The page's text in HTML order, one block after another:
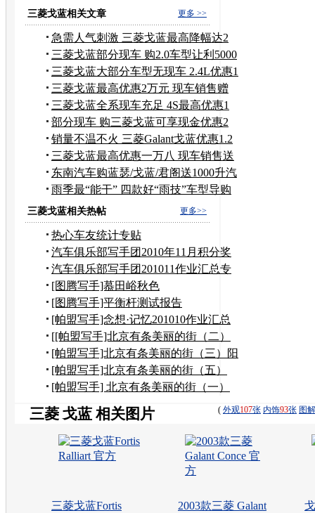
汽车保养价格
西安人才招聘信息
更多 >>
三菱戈蓝相关文章
急需人气刺激 三菱戈蓝最高降幅达2
万元
三菱戈蓝部分现车 购2.0车型让利5000
元
三菱戈蓝大部分车型无现车 2.4L优惠1
万
三菱戈蓝最高优惠2万元 现车销售赠
装潢
三菱戈蓝全系现车充足 4S最高优惠1
万元
部分现车 购三菱戈蓝可享现金优惠2
万元
销量不温不火 三菱Galant戈蓝优惠1.2
万
三菱戈蓝最高优惠一万八 现车销售送
装潢
东南汽车购蓝瑟/戈蓝/君阁送1000升汽
油
雨季最“能干” 四款好“雨技”车型导购
更多>>
三菱戈蓝相关热帖
热心车友统计专贴
汽车俱乐部写手团2010年11月积分奖
励申请
汽车俱乐部写手团201011作业汇总专
贴
[图腾写手]慕田峪秋色
[图腾写手]平衡杆测试报告
[帕盟写手]念想·记忆201010作业汇总
[[帕盟写手]北京有条美丽的街（二）
到奶奶家作客
[帕盟写手]北京有条美丽的街（三）阳
台上观望美景
[帕盟写手]北京有条美丽的街（五）
——风水宝地
[帕盟写手] 北京有条美丽的街（一）
( 外观107张 内饰93张 图解
三菱 戈蓝 相关图片
三菱戈蓝Fortis
2003款三菱 Galant